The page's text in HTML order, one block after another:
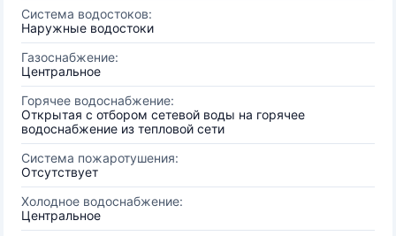
Система водостоков:
Наружные водостоки
Газоснабжение:
Центральное
Горячее водоснабжение:
Открытая с отбором сетевой воды на горячее
водоснабжение из тепловой сети
Система пожаротушения:
Отсутствует
Холодное водоснабжение:
Центральное